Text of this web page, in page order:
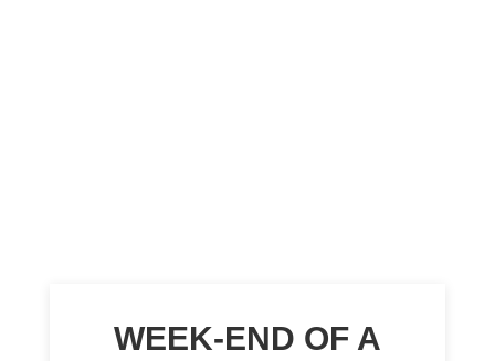
WEEK-END OF A